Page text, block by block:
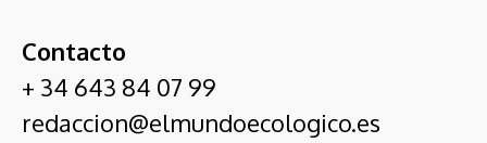
Contacto
+ 34 643 84 07 99
redaccion@elmundoecologico.es